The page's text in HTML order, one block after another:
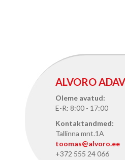
ALVORO
Oleme avatud:
E-R: 8:00 - 17:00
Kontaktandmed:
Tallinna mnt.1A
toomas@alvoro.ee
+372 555 24 066